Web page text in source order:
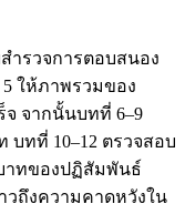
ำรวจการตอบสนอง
ให้ภาพรวมของ
จากนั้นบทที่ 6–9
บทที่ 10–12 ตรวจสอบ
าทของปฏิสัมพันธ์
ถึงความคาดหวังใน